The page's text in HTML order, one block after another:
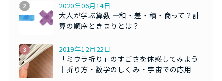
2020年06月14日
大人が学ぶ算数 ―和・差・積・商って？計
算の順序ときまりとは？―
2019年12月22日
「ミウラ折り」のすごさを体感してみよう
｜折り方・数学のしくみ・宇宙での応用